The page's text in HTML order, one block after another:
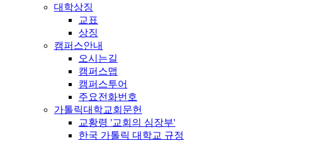
대학상징
교표
상징
캠퍼스안내
오시는길
캠퍼스맵
캠퍼스투어
주요전화번호
가톨릭대학교회문헌
교황령 '교회의 심장부'
한국 가톨릭 대학교 규정